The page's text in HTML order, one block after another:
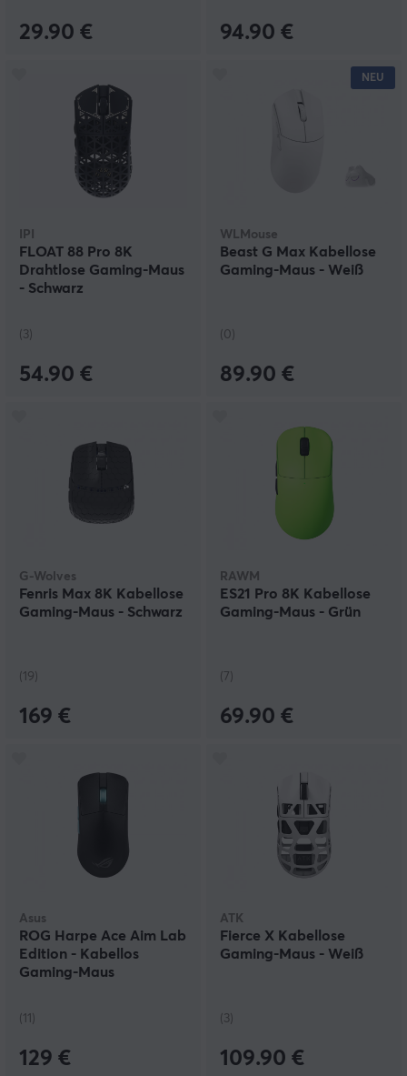
29.90 € 94.90 €
IPI
FLOAT 88 Pro 8K
Drahtlose Gaming-Maus
- Schwarz
(3)
54.90 €
NEU
WLMouse
Beast G Max Kabellose
Gaming-Maus - Weiß
(0)
89.90 €
G-Wolves
Fenris Max 8K Kabellose
Gaming-Maus - Schwarz
(19)
169 €
RAWM
ES21 Pro 8K Kabellose
Gaming-Maus - Grün
(7)
69.90 €
Asus
ROG Harpe Ace Aim Lab
Edition - Kabellos
Gaming-Maus
(11)
129 €
ATK
Fierce X Kabellose
Gaming-Maus - Weiß
(3)
109.90 €